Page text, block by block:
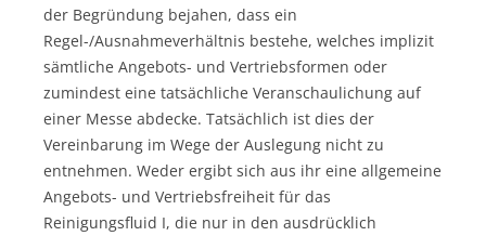
der Begründung bejahen, dass ein
Regel-/Ausnahmeverhältnis bestehe, welches implizit
sämtliche Angebots- und Vertriebsformen oder
zumindest eine tatsächliche Veranschaulichung auf
einer Messe abdecke. Tatsächlich ist dies der
Vereinbarung im Wege der Auslegung nicht zu
entnehmen. Weder ergibt sich aus ihr eine allgemeine
Angebots- und Vertriebsfreiheit für das
Reinigungsfluid I, die nur in den ausdrücklich